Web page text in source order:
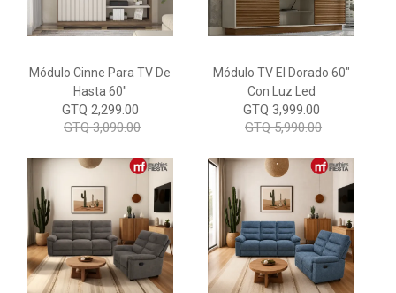
Módulo Cinne Para TV De
Hasta 60"
GTQ 2,299.00
GTQ 3,090.00
Módulo TV El Dorado 60"
Con Luz Led
GTQ 3,999.00
GTQ 5,990.00